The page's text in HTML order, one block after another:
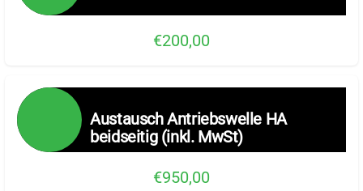
€200,00
Austausch Antriebswelle HA
beidseitig (inkl. MwSt)
€950,00